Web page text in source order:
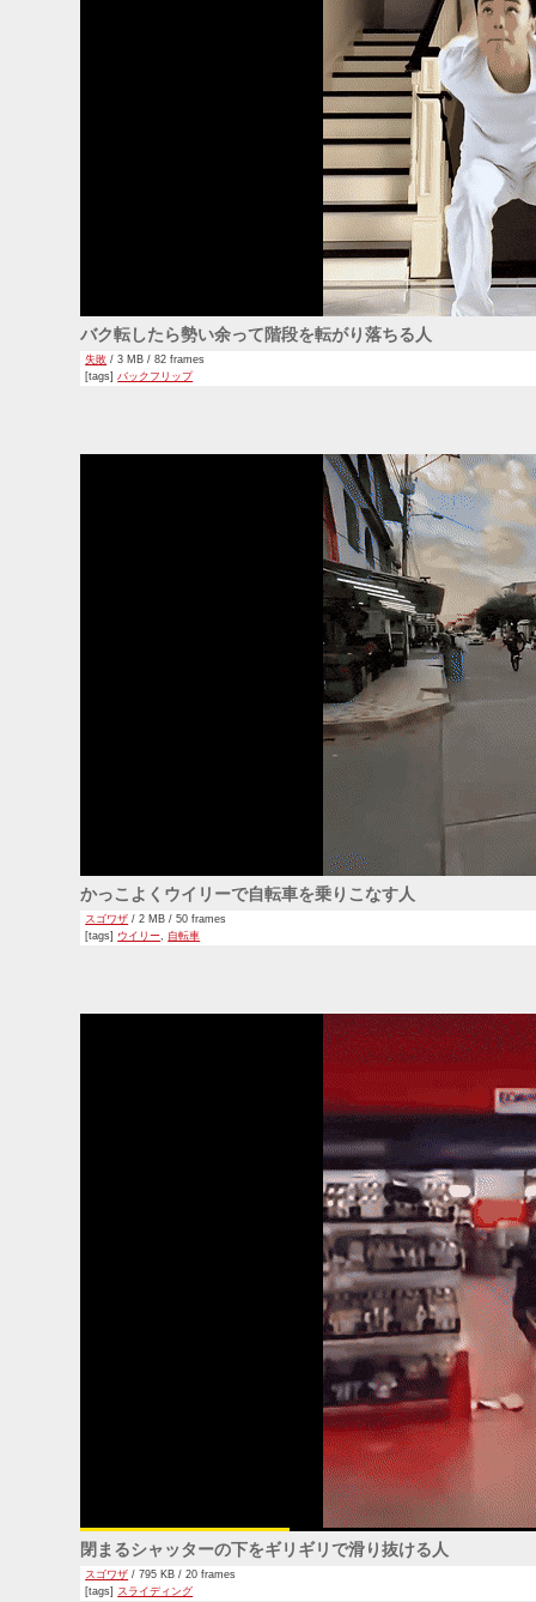
バク転したら勢い余って階段を転がり落ちる人
失敗 / 3 MB / 82 frames
[tags]バックフリップ
かっこよくウイリーで自転車を乗りこなす人
スゴワザ / 2 MB / 50 frames
[tags] ウイリー, 自転車
閉まるシャッターの下をギリギリで滑り抜ける人
スゴワザ / 795 KB / 20 frames
[tags] スライディング